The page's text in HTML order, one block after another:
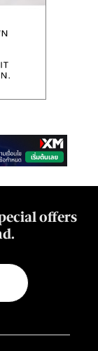
offers